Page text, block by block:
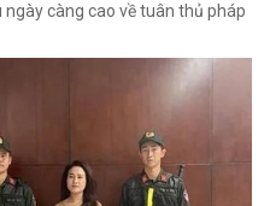
càng cao về tuân thủ pháp